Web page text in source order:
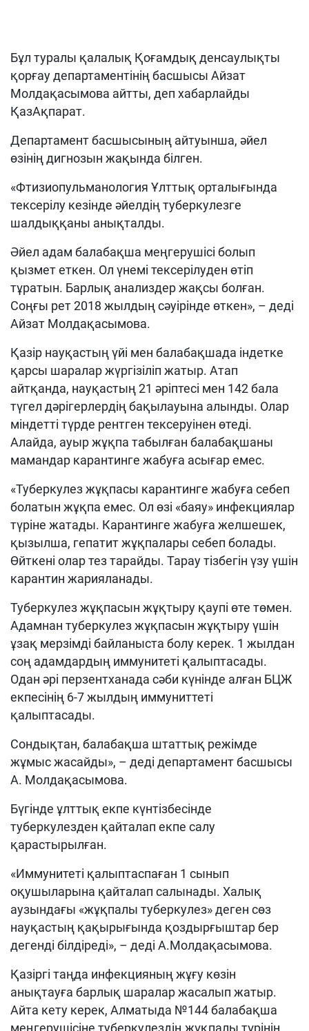
Бұл туралы қалалық Қоғамдық денсаулықты
қорғау департаментінің басшысы Айзат
Молдақасымова айтты, деп хабарлайды
ҚазАқпарат.
Департамент басшысының айтуынша, әйел
өзінің дигнозын жақында білген.
«Фтизиопульманология Ұлттық орталығында
тексерілу кезінде әйелдің туберкулезге
шалдыққаны анықталды.
Әйел адам балабақша меңгерушісі болып
қызмет еткен. Ол үнемі тексерілуден өтіп
тұратын. Барлық анализдер жақсы болған.
Соңғы рет 2018 жылдың сәуірінде өткен», – деді
Айзат Молдақасымова.
Қазір науқастың үйі мен балабақшада індетке
қарсы шаралар жүргізіліп жатыр. Атап
айтқанда, науқастың 21 әріптесі мен 142 бала
түгел дәрігерлердің бақылауына алынды. Олар
міндетті түрде рентген тексеруінен өтеді.
Алайда, ауыр жұқпа табылған балабақшаны
мамандар карантинге жабуға асығар емес.
«Туберкулез жұқпасы карантинге жабуға себеп
болатын жұқпа емес. Ол өзі «баяу» инфекциялар
түріне жатады. Карантинге жабуға желшешек,
қызылша, гепатит жұқпалары себеп болады.
Өйткені олар тез тарайды. Тарау тізбегін үзу үшін
карантин жарияланады.
Туберкулез жұқпасын жұқтыру қаупі өте төмен.
Адамнан туберкулез жұқпасын жұқтыру үшін
ұзақ мерзімді байланыста болу керек. 1 жылдан
соң адамдардың иммунитеті қалыптасады.
Одан әрі перзентханада сәби күнінде алған БЦЖ
екпесінің 6-7 жылдың иммуниттеті
қалыптасады.
Сондықтан, балабақша штаттық режімде
жұмыс жасайды», – деді департамент басшысы
А. Молдақасымова.
Бүгінде ұлттық екпе күнтізбесінде
туберкулезден қайталап екпе салу
қарастырылған.
«Иммунитеті қалыптаспаған 1 сынып
оқушыларына қайталап салынады. Халық
аузындағы «жұқпалы туберкулез» деген сөз
науқастың қақырығында қоздырғыштар бер
дегенді білдіреді», – деді А.Молдақасымова.
Қазіргі таңда инфекцияның жұғу көзін
анықтауға барлық шаралар жасалып жатыр.
Айта кету керек, Алматыда №144 балабақша